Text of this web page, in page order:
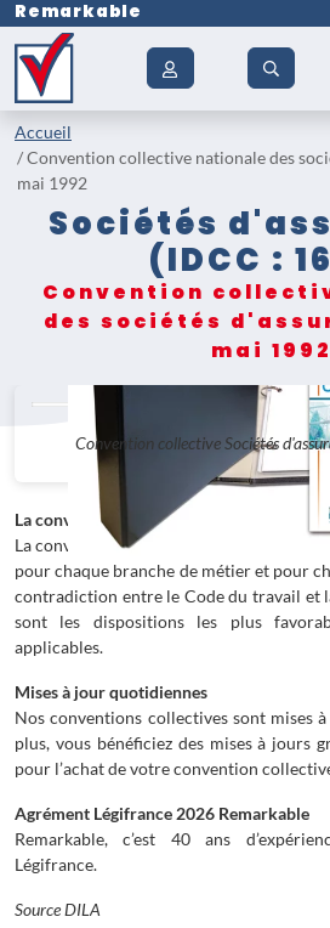
Remarkable
Accueil
Convention collective nationale des
mai 1992
Sociétés
(IDCC :
Convention
des sociétés
mai 1992
Convention collective Sociétés
La convention collective
La convention collective complète les
pour chaque branche de métier et pour
contradiction entre le Code du travail et
sont les dispositions les plus
applicables.
Mises à jour quotidiennes
Nos conventions collectives sont mises
plus, vous bénéficiez des mises à jours
pour l’achat de votre convention
Agrément Légifrance 2026 Remarkable
Remarkable, c’est 40 ans
Légifrance.
Source DILA